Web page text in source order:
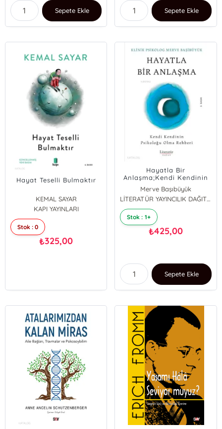
Sepete Ekle Sepete Ekle
Hayat Teselli Bulmaktır
KEMAL SAYAR
KAPI YAYINLARI
Stok : 0
₺325,00
Hayatla Bir
Anlaşma;Kendi Kendinin
Psikoloğu Olma Rehberi
Merve Başıbüyük
LİTERATÜR YAYINCILIK DAĞITIM
Stok : 1+
₺425,00
Sepete Ekle